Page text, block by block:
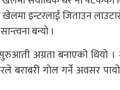
खेलमा इन्टरलाई जिताउन
बन्यो ।
अग्रता बनाएको थियो ।
बराबरी गोल गर्ने अवसर